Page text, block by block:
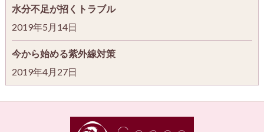
水分不足が招くトラブル
2019年5月14日
今から始める紫外線対策
2019年4月27日